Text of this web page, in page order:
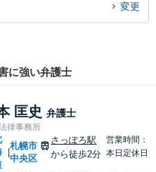
変更
に強い弁護士
匡史 弁護士
律事務所
札幌市
中央区
さっぽろ駅
から徒歩2分
営業時間：
本日定休日